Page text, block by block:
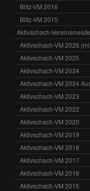
Blitz-VM 2016
Blitz-VM 2015
Aktivschach-
Aktivschach-VM 2026
Aktivschach-VM 2025
Aktivschach-VM 2024
Aktivschach-VM 2024
Aktivschach-VM 2023
Aktivschach-VM 2022
Aktivschach-VM 2020
Aktivschach-VM 2019
Aktivschach-VM 2018
Aktivschach-VM 2017
Aktivschach-VM 2016
Aktivschach-VM 2015